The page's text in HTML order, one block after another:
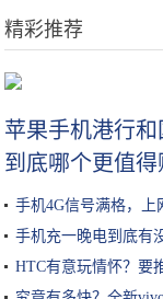
精彩推荐
不怕女二坏，只怕女
苹果手机港行和
到底哪个更值得
手机4G信号满格，上
手机充一晚电到底有
HTC有意玩情怀？要